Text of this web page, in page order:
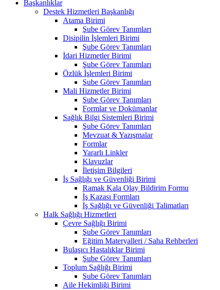
Başkanlıklar
Destek Hizmetleri Başkanlığı
Atama Birimi
Şube Görev Tanımları
Disipilin İşlemleri Birimi
Şube Görev Tanımları
İdari Hizmetler Birimi
Şube Görev Tanımları
Özlük İşlemleri Birimi
Şube Görev Tanımları
Mali Hizmetler Birimi
Şube Görev Tanımları
Formlar ve Dokümanlar
Sağlık Bilgi Sistemleri Birimi
Şube Görev Tanımları
Mevzuat & Yazışmalar
Formlar
Yararlı Linkler
Klavuzlar
İletişim Bilgileri
İş Sağlığı ve Güvenliği Birimi
Ramak Kala Olay Bildirim Formu
İş Kazası Formları
İş Sağlığı ve Güvenliği Talimatları
Halk Sağlığı Hizmetleri
Çevre Sağlığı Birimi
Şube Görev Tanımları
Eğitim Materyalleri / Saha Rehberleri
Bulaşıcı Hastalıklar Birimi
Şube Görev Tanımları
Toplum Sağlığı Birimi
Şube Görev Tanımları
Aile Hekimliği Birimi